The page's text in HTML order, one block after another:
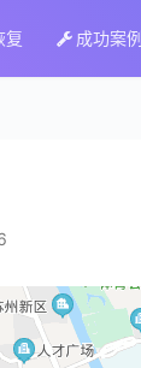
复 成功案例